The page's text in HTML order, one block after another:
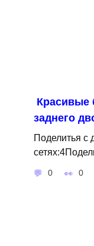
Красивые
заднего
Поделитья с
0 0